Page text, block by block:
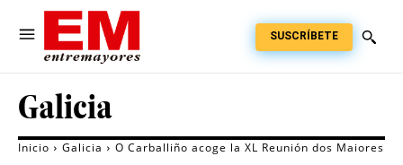
SUSCRÍBETE
Galicia
Inicio Galicia O Carballiño acoge la XL Reunión dos Maiores